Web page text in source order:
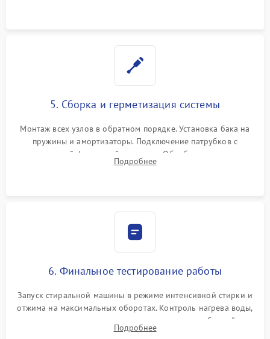
5. Сборка и герметизация системы
Монтаж всех узлов в обратном порядке. Установка бака на
пружины и амортизаторы. Подключение патрубков с
надежной фиксацией хомутами. Обработка стыков
герметиком для предотвращения возможных протечек воды.
Подробнее
6. Финальное тестирование работы
Запуск стиральной машины в режиме интенсивной стирки и
отжима на максимальных оборотах. Контроль нагрева воды,
корректности слива, отсутствия излишних вибраций,
посторонних стуков и протечек под корпусом.
Подробнее